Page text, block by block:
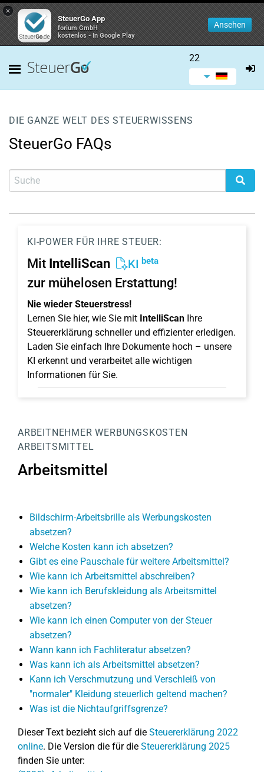
×
SteuerGo App
forium GmbH
kostenlos - In Google Play
Ansehen
22
DIE GANZE WELT DES STEUERWISSENS
SteuerGo FAQs
KI-POWER FÜR IHRE STEUER:
Mit IntelliScan KI beta
zur mühelosen Erstattung!
Nie wieder Steuerstress!
Lernen Sie hier, wie Sie mit IntelliScan Ihre
Steuererklärung schneller und effizienter erledigen.
Laden Sie einfach Ihre Dokumente hoch – unsere
KI erkennt und verarbeitet alle wichtigen
Informationen für Sie.
ARBEITNEHMER WERBUNGSKOSTEN
ARBEITSMITTEL
Arbeitsmittel
Bildschirm-Arbeitsbrille als Werbungskosten
absetzen?
Welche Kosten kann ich absetzen?
Gibt es eine Pauschale für weitere Arbeitsmittel?
Wie kann ich Arbeitsmittel abschreiben?
Wie kann ich Berufskleidung als Arbeitsmittel
absetzen?
Wie kann ich einen Computer von der Steuer
absetzen?
Wann kann ich Fachliteratur absetzen?
Was kann ich als Arbeitsmittel absetzen?
Kann ich Verschmutzung und Verschleiß von
"normaler" Kleidung steuerlich geltend machen?
Was ist die Nichtaufgriffsgrenze?
Dieser Text bezieht sich auf die Steuererklärung 2022
online. Die Version die für die Steuererklärung 2025
finden Sie unter: